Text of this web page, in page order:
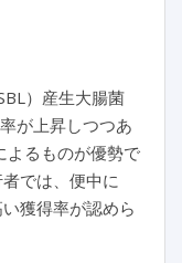
）産生大腸菌
が上昇しつつあ
よるものが優勢で
では、便中に
い獲得率が認めら